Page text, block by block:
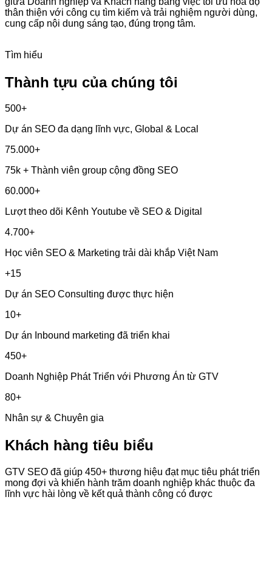
thân thiện với công cụ tìm kiếm và trải nghiệm người dùng,
cung cấp nội dung sáng tạo, đúng trọng tâm.
Tìm hiểu
Thành tựu của chúng tôi
500+
Dự án SEO đa dạng lĩnh vực, Global & Local
75.000+
75k + Thành viên group cộng đồng SEO
60.000+
Lượt theo dõi Kênh Youtube về SEO & Digital
4.700+
Học viên SEO & Marketing trải dài khắp Việt Nam
+15
Dự án SEO Consulting được thực hiện
10+
Dự án Inbound marketing đã triển khai
450+
Doanh Nghiệp Phát Triển với Phương Án từ GTV
80+
Nhân sự & Chuyên gia
Khách hàng tiêu biểu
GTV SEO đã giúp 450+ thương hiệu đạt mục tiêu phát triển
mong đợi và khiến hành trăm doanh nghiệp khác thuộc đa
lĩnh vực hài lòng về kết quả thành công có được